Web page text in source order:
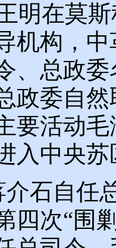
明在莫
机构，
、总政
政委自
要活动
入中央
介石自任
四次“围